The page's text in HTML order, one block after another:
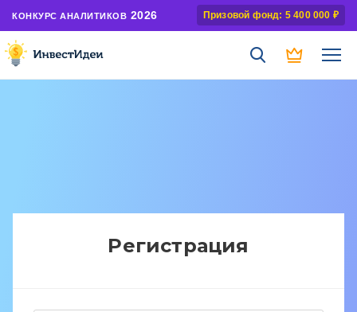
КОНКУРС АНАЛИТИКОВ 2026 Призовой фонд: 5 400 000 ₽
Регистрация